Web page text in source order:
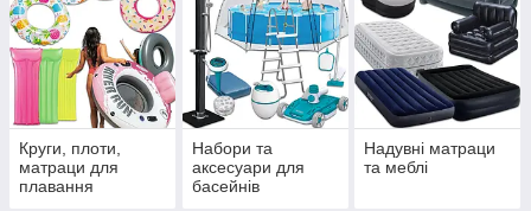
Круги, плоти,
матраци для
плавання
Набори та
аксесуари для
басейнів
Надувні матраци
та меблі